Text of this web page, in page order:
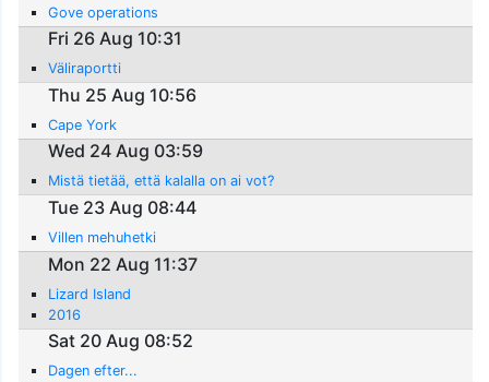
Gove operations
Fri 26 Aug 10:31
Väliraportti
Thu 25 Aug 10:56
Cape York
Wed 24 Aug 03:59
Mistä tietää, että kalalla on ai vot?
Tue 23 Aug 08:44
Villen mehuhetki
Mon 22 Aug 11:37
Lizard Island
2016
Sat 20 Aug 08:52
Dagen efter...